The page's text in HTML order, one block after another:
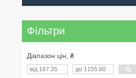
Фільтри
Діапазон цін, ₴